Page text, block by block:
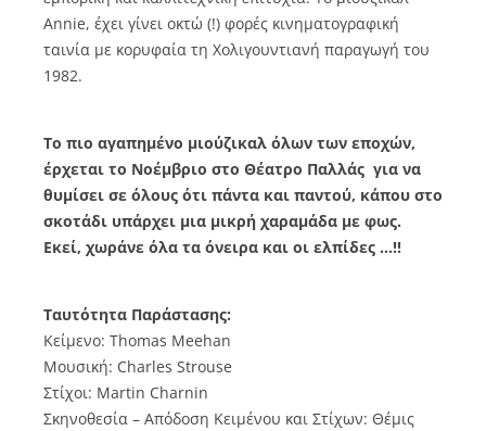
Annie, έχει γίνει οκτώ (!) φορές κινηματογραφική
ταινία με κορυφαία τη Χολιγουντιανή παραγωγή του
1982.
Το πιο αγαπημένο μιούζικαλ όλων των εποχών,
έρχεται το Νοέμβριο στο Θέατρο Παλλάς για να
θυμίσει σε όλους ότι πάντα και παντού, κάπου στο
σκοτάδι υπάρχει μια μικρή χαραμάδα με φως.
Εκεί, χωράνε όλα τα όνειρα και οι ελπίδες …!!
Ταυτότητα Παράστασης:
Κείμενο: Thomas Meehan
Μουσική: Charles Strouse
Στίχοι: Martin Charnin
Σκηνοθεσία – Απόδοση Κειμένου και Στίχων: Θέμις